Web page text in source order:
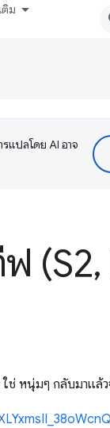
ติม
แปลโดย AI อาจ
(S2,
ใช่ หนุ่มๆ กลับมาแล้ว